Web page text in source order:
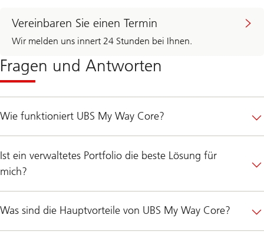
Vereinbaren Sie einen Termin
Wir melden uns innert 24 Stunden bei Ihnen.
Fragen und Antworten
Wie funktioniert UBS My Way Core?
Ist ein verwaltetes Portfolio die beste Lösung für
mich?
Was sind die Hauptvorteile von UBS My Way Core?